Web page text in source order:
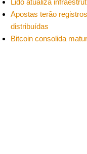
Lido atualiza
Apostas terão
distribuídas
Bitcoin consolida